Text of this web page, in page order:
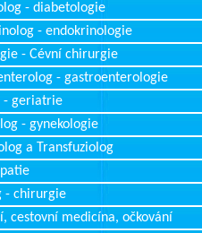
- diabetologie
- endokrinologie
- Cévní chirurgie
- gastroenterologie
- geriatrie
- gynekologie
a Transfuziolog
- chirurgie
cestovní medicína, očkování